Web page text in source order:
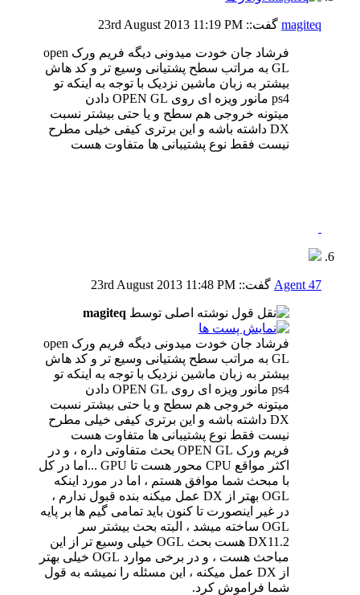
magiteq گفت:: 23rd August 2013 11:19 PM
فرشاد جان خودت میدونی دیگه فریم ورک open
GL به مراتب سطح پشتیانی وسیع تر و کد هاش
بیشتر به زبان ماشین نزدیک با توجه به اینکه تو
ps4 مانور ویزه ای روی OPEN GL دادن
میتونه خروجی هم سطح و یا حتی بیشتر نسبت
DX داشته باشه و این برتری کیفی خیلی مطرح
نیست فقط نوع پشتیبانی ها متفاوت هست
Agent 47 گفت:: 23rd August 2013 11:48 PM
نوشته اصلی توسط magiteq
فرشاد جان خودت میدونی دیگه فریم ورک open
GL به مراتب سطح پشتیانی وسیع تر و کد هاش
بیشتر به زبان ماشین نزدیک با توجه به اینکه تو
ps4 مانور ویزه ای روی OPEN GL دادن
میتونه خروجی هم سطح و یا حتی بیشتر نسبت
DX داشته باشه و این برتری کیفی خیلی مطرح
نیست فقط نوع پشتیبانی ها متفاوت هست
فریم ورک OPEN GL بحث متفاوتی داره ، و در
اکثر مواقع CPU محور هست تا GPU ...اما در کل
با مبحث شما موافق هستم ، اما در مورد اینکه
OGL بهتر از DX عمل میکنه بنده قبول ندارم ،
در غیر اینصورت تا کنون باید تمامی گیم ها بر پایه
OGL ساخته میشد ، البته بحث بیشتر سر
DX11.2 هست بحث OGL خیلی وسیع تر از این
مباحث هست ، و در برخی موارد OGL خیلی بهتر
از DX عمل میکنه ، این مسئله را نمیشه به قول
شما فراموش کرد.